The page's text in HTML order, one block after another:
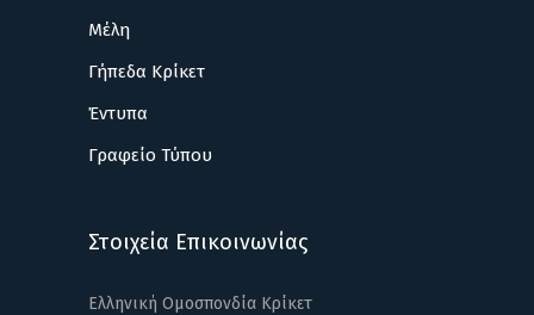
Μέλη
Γήπεδα Κρίκετ
Έντυπα
Γραφείο Τύπου
Στοιχεία Επικοινωνίας
Ελληνική Ομοσπονδία Κρίκετ